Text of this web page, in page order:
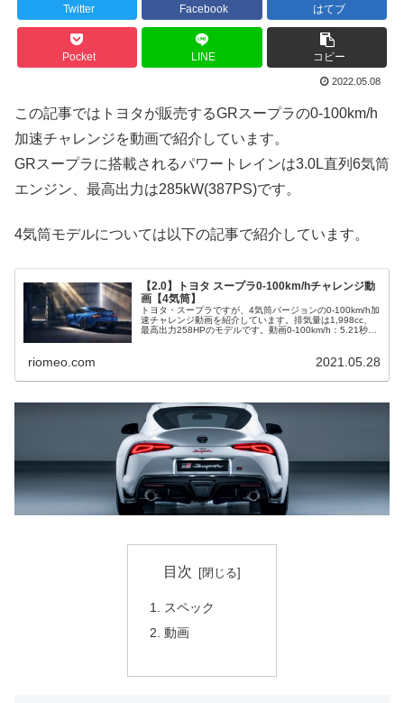
Twitter Facebook はてブ
Pocket LINE コピー
2022.05.08
この記事ではトヨタが販売するGRスープラの0-100km/h
加速チャレンジを動画で紹介しています。
GRスープラに搭載されるパワートレインは3.0L直列6気筒
エンジン、最高出力は285kW(387PS)です。
4気筒モデルについては以下の記事で紹介しています。
【2.0】トヨタ スープラ0-100km/hチャレンジ動
画【4気筒】
トヨタ・スープラですが、4気筒バージョンの0-100km/h加
速チャレンジ動画を紹介しています。排気量は1,998cc、
最高出力258HPのモデルです。動画0-100km/h：5.21秒
riomeo.com 2021.05.28
目次
スペック
動画